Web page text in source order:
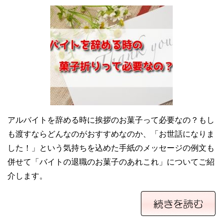
アルバイトを辞める時に挨拶のお菓子って必要なの？もし
も渡すならどんなのがおすすめなのか、「お世話になりま
した！」という気持ちを込めた手紙のメッセージの例文も
併せて「バイトの退職のお菓子のあれこれ」についてご紹
介します。